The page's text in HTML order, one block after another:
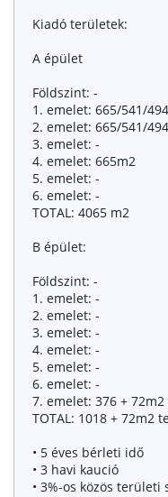
Kiadó területek:
A épület
Földszint: -
1. emelet: 665/541/
2. emelet: 665/541/
3. emelet: -
4. emelet: 665m2
5. emelet: -
6. emelet: -
TOTAL: 4065 m2
B épület:
Földszint: -
1. emelet: -
2. emelet: -
3. emelet: -
4. emelet: -
5. emelet: -
6. emelet: -
7. emelet: 376 + 72m2
TOTAL: 1018 + 72m2
• 5 éves bérleti idő
• 3 havi kaució
• 3%-os közös területi